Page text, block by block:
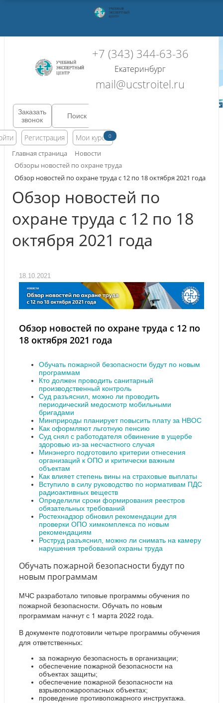
+7 (343) 344-63-36
Екатеринбург
mail@ucstroitel.ru
Заказать
звонок
Регистрация Мои курсы0
Главная страница
Новости
Обзоры новостей по охране труда
Обзор новостей по охране труда с 12 по 18 октября 2021 года
Обзор новостей по
охране труда с 12 по 18
октября 2021 года
18.10.2021
Обзор новостей по охране труда с 12 по
18 октября 2021 года
Обучать пожарной безопасности будут по новым
программам
Кто должен проводить санитарный
производственный контроль
Суд разъяснил, можно ли проводить
периодический медосмотр мобильными
бригадами
Минприроды планирует повысить плату за НВОС
Как оформляют льготную пенсию
Суд снял с работодателя обвинение в ущербе
здоровью из-за несчастного случая
Минэнерго подготовило критерии отнесения
организаций к ОПО и критически важным
объектам
Как влияет степень вины на страховые выплаты
Вступило в силу руководство по нормативам ПДС
радиоактивных веществ
Определили сроки формирования реестров
обязательных требований
Ростехнадзор обновил рекомендации для
проверки ОПО химкомплекса по новым
рекомендациям
Роструд разъяснил, можно ли снимать на камеру
нарушения требований охраны труда
Обучать пожарной безопасности будут по
новым программам
МЧС разработало типовые программы обучения по
пожарной безопасности. Обучать по новым
программам начнут с 1 марта 2022 года.
В документе подготовили четыре программы обучения
для ответственных:
за пожарную безопасность в организации;
обеспечение пожарной безопасности на
объектах защиты;
обеспечение пожарной безопасности на
взрывопожароопасных объектах;
проведение противопожарного инструктажа.